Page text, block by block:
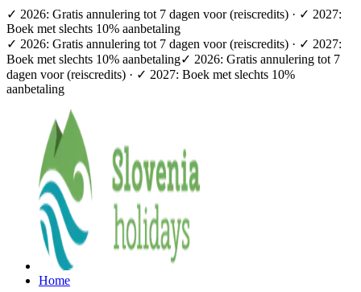
✓ 2026: Gratis annulering tot 7 dagen voor (reiscredits) · ✓ 2027:
Boek met slechts 10% aanbetaling
✓ 2026: Gratis annulering tot 7 dagen voor (reiscredits) · ✓ 2027:
Boek met slechts 10% aanbetaling✓ 2026: Gratis annulering tot 7
dagen voor (reiscredits) · ✓ 2027: Boek met slechts 10%
aanbetaling
Home